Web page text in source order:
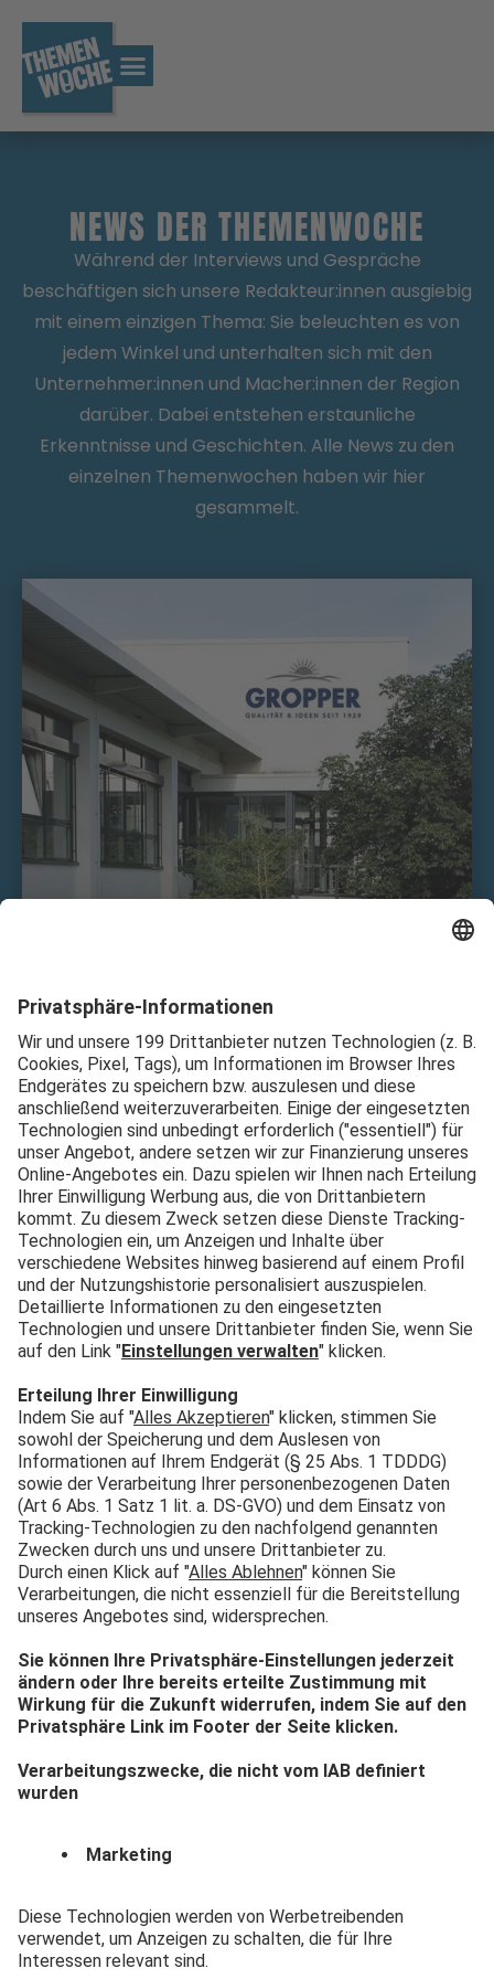
NEWS DER THEMENWOCHE
Während der Interviews und Gespräche
beschäftigen sich unsere Redakteur:innen ausgiebig
mit einem einzigen Thema: Sie beleuchten es von
jedem Winkel und unterhalten sich mit den
Unternehmer:innen und Macher:innen der Region
darüber. Dabei entstehen erstaunliche
Erkenntnisse und Geschichten. Alle News zu den
einzelnen Themenwochen haben wir hier
gesammelt.
MOLKEREI GROPPER IST
VORREITER FÜR
NACHHALTIGKEIT
GRÜNES DRUCKEN: WIE
MODERNE DRUCKEREIEN
NACHHALTIGKEIT UND
WIRTSCHAFT IN EINKLANG
BRINGEN